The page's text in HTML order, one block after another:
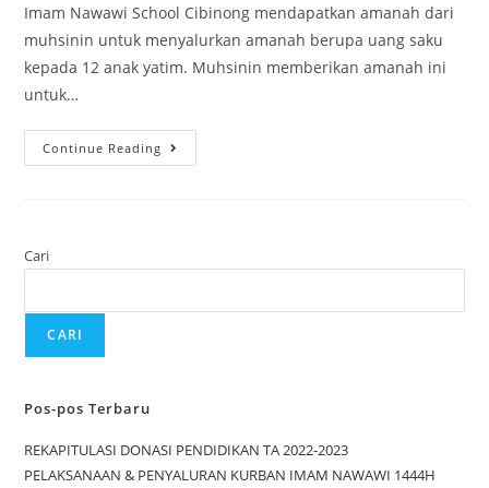
Imam Nawawi School Cibinong mendapatkan amanah dari
muhsinin untuk menyalurkan amanah berupa uang saku
kepada 12 anak yatim. Muhsinin memberikan amanah ini
untuk…
Continue Reading
Cari
CARI
Pos-pos Terbaru
REKAPITULASI DONASI PENDIDIKAN TA 2022-2023
PELAKSANAAN & PENYALURAN KURBAN IMAM NAWAWI 1444H